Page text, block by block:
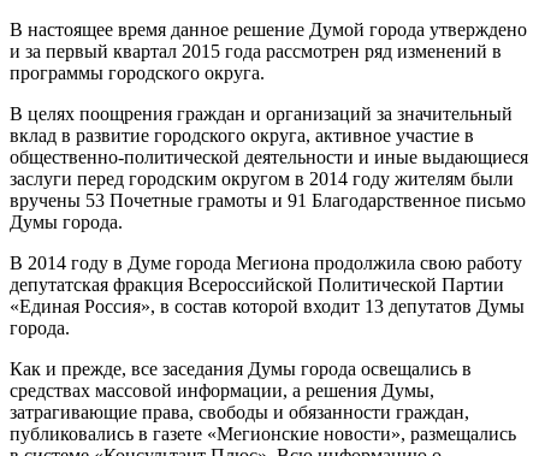
В настоящее время данное решение Думой города утверждено
и за первый квартал 2015 года рассмотрен ряд изменений в
программы городского округа.
В целях поощрения граждан и организаций за значительный
вклад в развитие городского округа, активное участие в
общественно-политической деятельности и иные выдающиеся
заслуги перед городским округом в 2014 году жителям были
вручены 53 Почетные грамоты и 91 Благодарственное письмо
Думы города.
В 2014 году в Думе города Мегиона продолжила свою работу
депутатская фракция Всероссийской Политической Партии
«Единая Россия», в состав которой входит 13 депутатов Думы
города.
Как и прежде, все заседания Думы города освещались в
средствах массовой информации, а решения Думы,
затрагивающие права, свободы и обязанности граждан,
публиковались в газете «Мегионские новости», размещались